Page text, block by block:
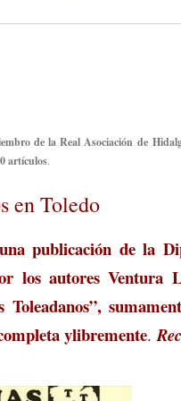
de la Real Asociación de
artículos.
en Toledo
publicación de la
los autores
ylibremente.